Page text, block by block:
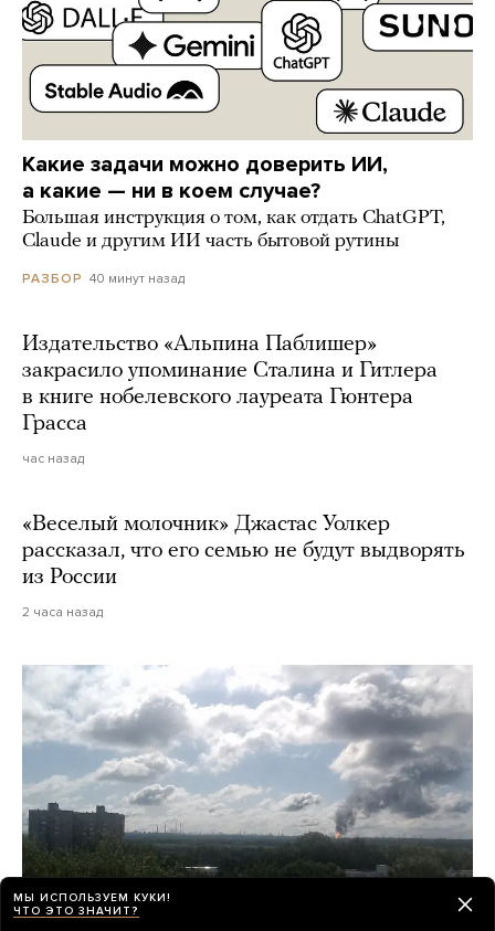
Какие задачи можно доверить ИИ,
а какие — ни в коем случае?
Большая инструкция о том, как отдать ChatGPT,
Claude и другим ИИ часть бытовой рутины
РАЗБОР 40 минут назад
Издательство «Альпина Паблишер»
закрасило упоминание Сталина и Гитлера
в книге нобелевского лауреата Гюнтера
Грасса
час назад
«Веселый молочник» Джастас Уолкер
рассказал, что его семью не будут выдворять
из России
2 часа назад
МЫ ИСПОЛЬЗУЕМ КУКИ!
ЧТО ЭТО ЗНАЧИТ?